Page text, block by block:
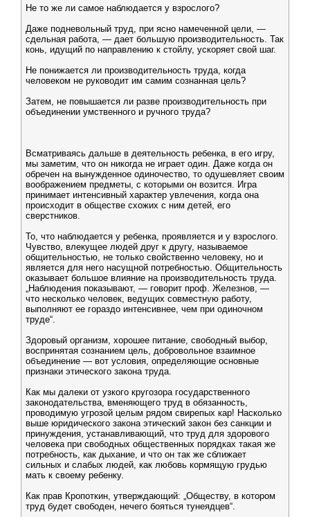
Не то же ли самое наблюдается у взрослого?
Даже подневольный труд, при ясно намеченной цели, —
сдельная работа, — дает большую производительность. Так
конь, идущий по направлению к стойлу, ускоряет свой шаг.
Не понижается ли производительность труда, когда
человеком не руководит им самим сознанная цель?
Затем, не повышается ли разве производительность при
объединении умственного и ручного труда?
Всматриваясь дальше в деятельность ребенка, в его игру,
мы заметим, что он никогда не играет один. Даже когда он
обречен на вынужденное одиночество, то одушевляет своим
воображением предметы, с которыми он возится. Игра
принимает интенсивный характер увлечения, когда она
происходит в обществе схожих с ним детей, его
сверстников.
То, что наблюдается у ребенка, проявляется и у взрослого.
Чувство, влекущее людей друг к другу, называемое
общительностью, не только свойственно человеку, но и
является для него насущной потребностью. Общительность
оказывает большое влияние на производительность труда.
„Наблюдения показывают, — говорит проф. Железнов, —
что несколько человек, ведущих совместную работу,
выполняют ее гораздо интенсивнее, чем при одиночном
труде“.
Здоровый организм, хорошее питание, свободный выбор,
воспринятая сознанием цель, добровольное взаимное
объединение — вот условия, определяющие основные
признаки этического закона труда.
Как мы далеки от узкого кругозора государственного
законодательства, вменяющего труд в обязанность,
проводимую угрозой целым рядом свирепых кар! Насколько
выше юридического закона этический закон без санкции и
принуждения, устанавливающий, что труд для здорового
человека при свободных общественных порядках такая же
потребность, как дыхание, и что он так же сближает
сильных и слабых людей, как любовь кормящую грудью
мать к своему ребенку.
Как прав Кропоткин, утверждающий: „Обществу, в котором
труд будет свободен, нечего бояться тунеядцев“.